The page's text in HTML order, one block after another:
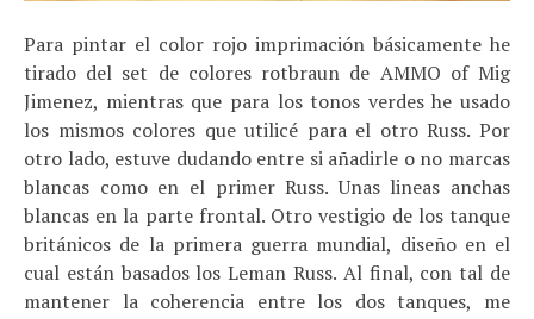
Para pintar el color rojo imprimación básicamente he
tirado del set de colores rotbraun de AMMO of Mig
Jimenez, mientras que para los tonos verdes he usado
los mismos colores que utilicé para el otro Russ. Por
otro lado, estuve dudando entre si añadirle o no marcas
blancas como en el primer Russ. Unas lineas anchas
blancas en la parte frontal. Otro vestigio de los tanque
británicos de la primera guerra mundial, diseño en el
cual están basados los Leman Russ. Al final, con tal de
mantener la coherencia entre los dos tanques, me